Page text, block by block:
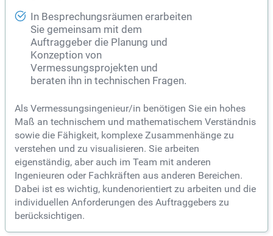
In Besprechungsräumen erarbeiten
Sie gemeinsam mit dem
Auftraggeber die Planung und
Konzeption von
Vermessungsprojekten und
beraten ihn in technischen Fragen.
Als Vermessungsingenieur/in benötigen Sie ein hohes
Maß an technischem und mathematischem Verständnis
sowie die Fähigkeit, komplexe Zusammenhänge zu
verstehen und zu visualisieren. Sie arbeiten
eigenständig, aber auch im Team mit anderen
Ingenieuren oder Fachkräften aus anderen Bereichen.
Dabei ist es wichtig, kundenorientiert zu arbeiten und die
individuellen Anforderungen des Auftraggebers zu
berücksichtigen.